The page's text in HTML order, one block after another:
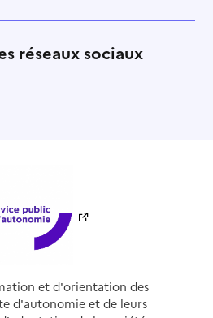
réseaux sociaux
et d'orientation des
d'autonomie et de leurs